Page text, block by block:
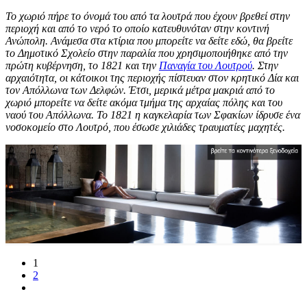
Το χωριό πήρε το όνομά του από τα λουτρά που έχουν βρεθεί στην
περιοχή και από το νερό το οποίο κατευθυνόταν στην κοντινή
Ανώπολη. Ανάμεσα στα κτίρια που μπορείτε να δείτε εδώ, θα βρείτε
το Δημοτικό Σχολείο στην παραλία που χρησιμοποιήθηκε από την
πρώτη κυβέρνηση, το 1821 και την Παναγία του Λουτρού. Στην
αρχαιότητα, οι κάτοικοι της περιοχής πίστευαν στον κρητικό Δία και
τον Απόλλωνα των Δελφών. Έτσι, μερικά μέτρα μακριά από το
χωριό μπορείτε να δείτε ακόμα τμήμα της αρχαίας πόλης και του
ναού του Απόλλωνα. Το 1821 η καγκελαρία των Σφακίων ίδρυσε ένα
νοσοκομείο στο Λουτρό, που έσωσε χιλιάδες τραυματίες μαχητές.
1
2